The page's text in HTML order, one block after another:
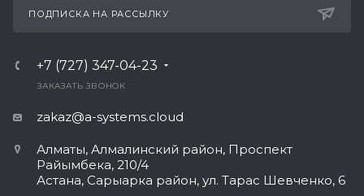
ПОДПИСКА НА РАССЫЛКУ
+7 (727) 347-04-23
ЗАКАЗАТЬ ЗВОНОК
zakaz@a-systems.cloud
Алматы, ​Алмалинский район, Проспект
Райымбека, 210/4
Астана, Сарыарка район, ул. Тарас Шевченко, 6​